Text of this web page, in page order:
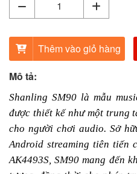
Thêm vào giỏ hàng
Mô tả:
Shanling SM90 là mẫu
được thiết kế như một trung
cho người chơi audio. Sở
Android streaming tiên tiến
AK4493S, SM90 mang đến